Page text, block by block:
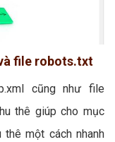
file robots.txt
cũng như file
thê giúp cho mục
một cách nhanh